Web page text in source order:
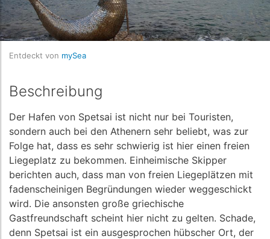
Entdeckt von mySea
Beschreibung
Der Hafen von Spetsai ist nicht nur bei Touristen,
sondern auch bei den Athenern sehr beliebt, was zur
Folge hat, dass es sehr schwierig ist hier einen freien
Liegeplatz zu bekommen. Einheimische Skipper
berichten auch, dass man von freien Liegeplätzen mit
fadenscheinigen Begründungen wieder weggeschickt
wird. Die ansonsten große griechische
Gastfreundschaft scheint hier nicht zu gelten. Schade,
denn Spetsai ist ein ausgesprochen hübscher Ort, der